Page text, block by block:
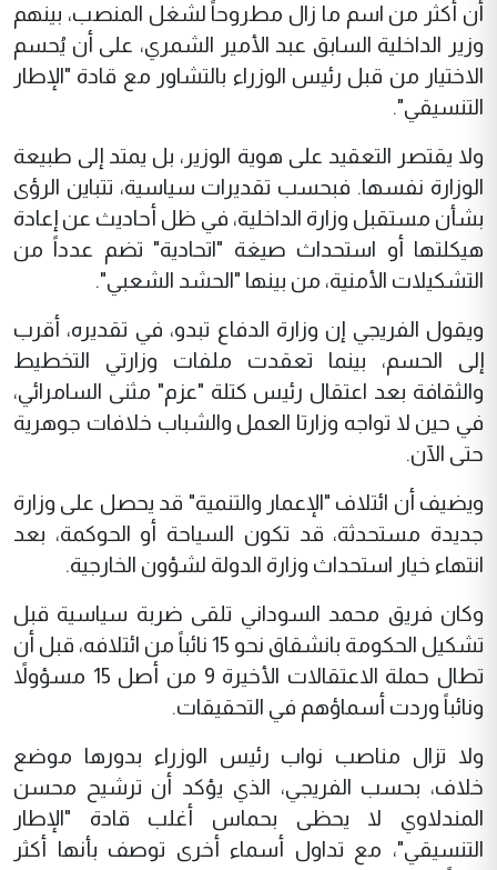
أن أكثر من اسم ما زال مطروحاً لشغل المنصب، بينهم
وزير الداخلية السابق عبد الأمير الشمري، على أن يُحسم
الاختيار من قبل رئيس الوزراء بالتشاور مع قادة "الإطار
التنسيقي".
ولا يقتصر التعقيد على هوية الوزير، بل يمتد إلى طبيعة
الوزارة نفسها. فبحسب تقديرات سياسية، تتباين الرؤى
بشأن مستقبل وزارة الداخلية، في ظل أحاديث عن إعادة
هيكلتها أو استحداث صيغة "اتحادية" تضم عدداً من
التشكيلات الأمنية، من بينها "الحشد الشعبي".
ويقول الفريجي إن وزارة الدفاع تبدو، في تقديره، أقرب
إلى الحسم، بينما تعقدت ملفات وزارتي التخطيط
والثقافة بعد اعتقال رئيس كتلة "عزم" مثنى السامرائي،
في حين لا تواجه وزارتا العمل والشباب خلافات جوهرية
حتى الآن.
ويضيف أن ائتلاف "الإعمار والتنمية" قد يحصل على وزارة
جديدة مستحدثة، قد تكون السياحة أو الحوكمة، بعد
انتهاء خيار استحداث وزارة الدولة لشؤون الخارجية.
وكان فريق محمد السوداني تلقى ضربة سياسية قبل
تشكيل الحكومة بانشقاق نحو 15 نائباً من ائتلافه، قبل أن
تطال حملة الاعتقالات الأخيرة 9 من أصل 15 مسؤولاً
ونائباً وردت أسماؤهم في التحقيقات.
ولا تزال مناصب نواب رئيس الوزراء بدورها موضع
خلاف، بحسب الفريجي، الذي يؤكد أن ترشيح محسن
المندلاوي لا يحظى بحماس أغلب قادة "الإطار
التنسيقي"، مع تداول أسماء أخرى توصف بأنها أكثر